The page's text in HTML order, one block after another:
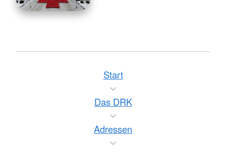
Start
Das DRK
Adressen